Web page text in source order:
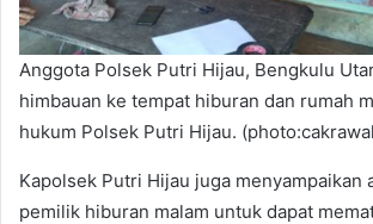
Anggota Polsek Putri Hijau, Bengkulu
himbauan ke tempat hiburan dan rumah
hukum Polsek Putri Hijau.
Kapolsek Putri Hijau juga menyampaikan
pemilik hiburan malam untuk dapat